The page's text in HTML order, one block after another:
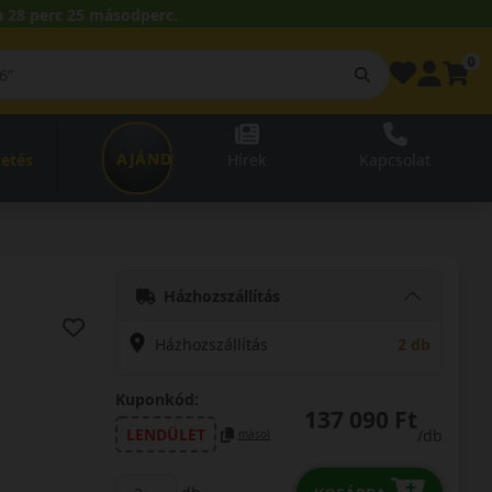
28 perc 24 másodperc.
AJÁNDÉKUTALVÁNY
Házhozszállítás
Házhozszállítás 2 db
Kuponkód:
LENDÜLET
másol 137 090 Ft
/db